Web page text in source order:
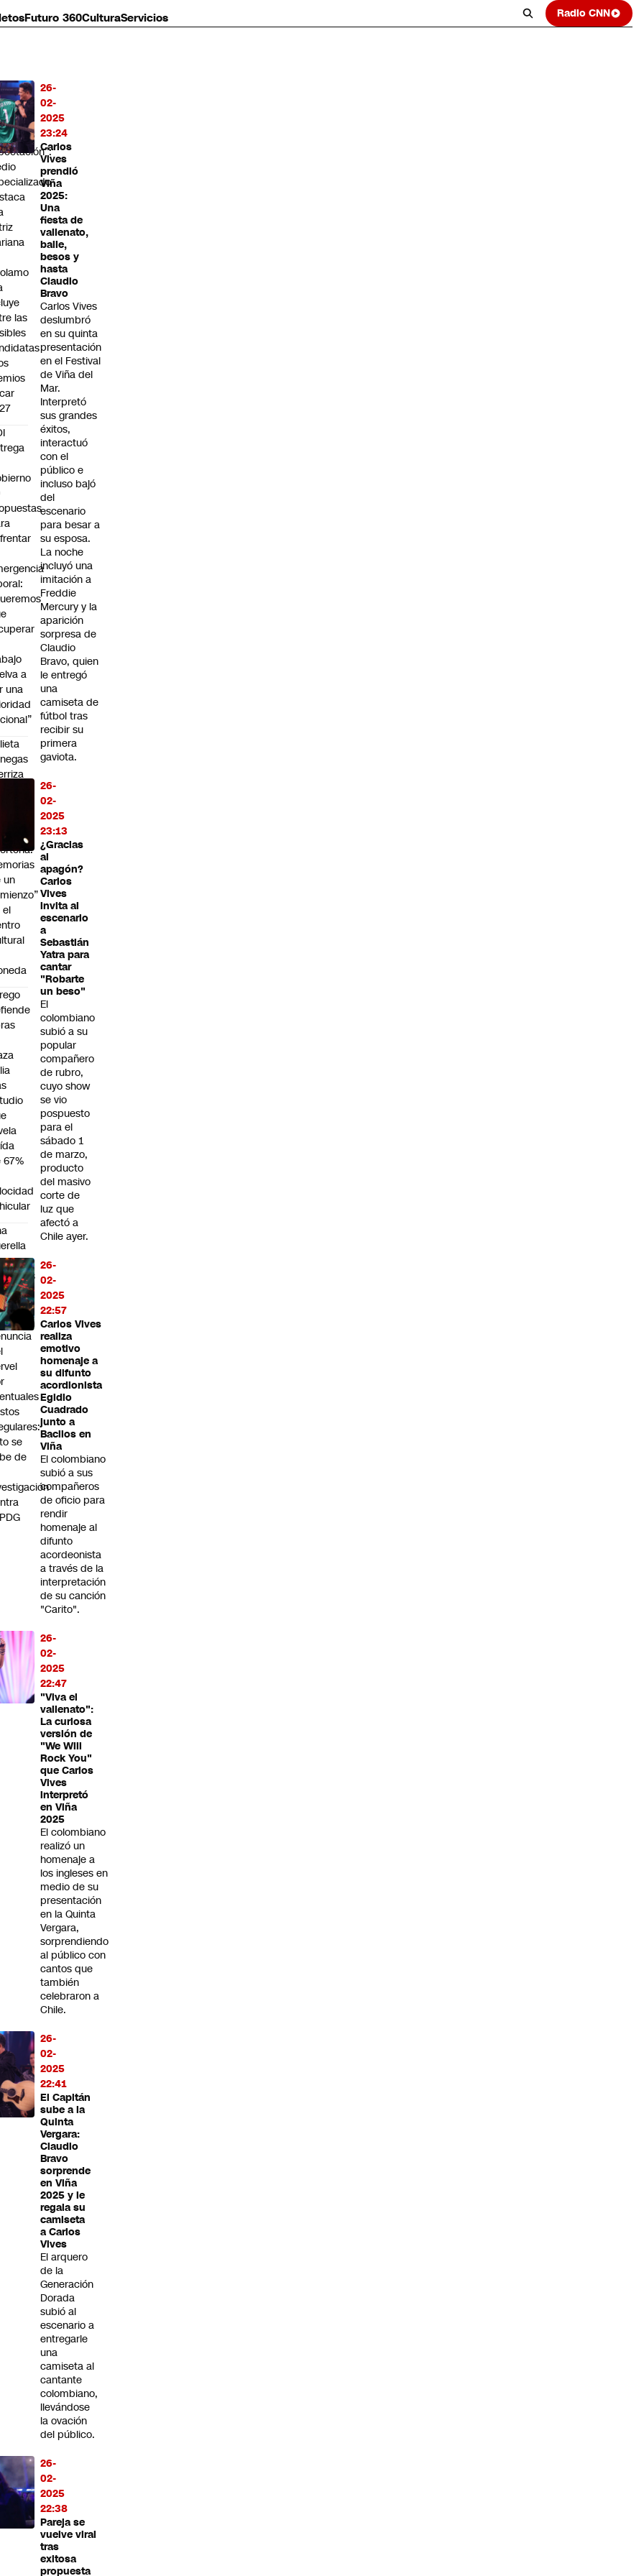
Futuro 360CulturaServicios Radio CNN
26-
02-
2025
23:24
Carlos
Vives
prendió
Viña
2025:
Una
fiesta de
vallenato,
baile,
besos y
hasta
Claudio
Bravo
Carlos Vives
deslumbró
en su quinta
presentación
en el Festival
de Viña del
Mar.
Interpretó
sus grandes
éxitos,
interactuó
con el
público e
incluso bajó
del
escenario
para besar a
su esposa.
La noche
incluyó una
imitación a
Freddie
Mercury y la
aparición
sorpresa de
Claudio
Bravo, quien
le entregó
una
camiseta de
fútbol tras
recibir su
primera
gaviota.
26-
02-
2025
23:13
¿Gracias
al
apagón?
Carlos
Vives
invita al
escenario
a
Sebastián
Yatra para
cantar
"Robarte
un beso"
El
colombiano
subió a su
popular
compañero
de rubro,
cuyo show
se vio
pospuesto
para el
sábado 1
de marzo,
producto
del masivo
corte de
luz que
afectó a
Chile ayer.
26-
02-
2025
22:57
Carlos Vives
realiza
emotivo
homenaje a
su difunto
acordionista
Egidio
Cuadrado
junto a
Bacilos en
Viña
El colombiano
subió a sus
compañeros
de oficio para
rendir
homenaje al
difunto
acordeonista
a través de la
interpretación
de su canción
"Carito".
26-
02-
2025
22:47
"Viva el
vallenato":
La curiosa
versión de
"We Will
Rock You"
que Carlos
Vives
interpretó
en Viña
2025
El colombiano
realizó un
homenaje a
los ingleses en
medio de su
presentación
en la Quinta
Vergara,
sorprendiendo
al público con
cantos que
también
celebraron a
Chile.
26-
02-
2025
22:41
El Capitán
sube a la
Quinta
Vergara:
Claudio
Bravo
sorprende
en Viña
2025 y le
regala su
camiseta
a Carlos
Vives
El arquero
de la
Generación
Dorada
subió al
escenario a
entregarle
una
camiseta al
cantante
colombiano,
llevándose
la ovación
del público.
26-
02-
2025
22:38
Pareja se
vuelve viral
tras
exitosa
propuesta
las
a
una
un
el
67%
y
se
de